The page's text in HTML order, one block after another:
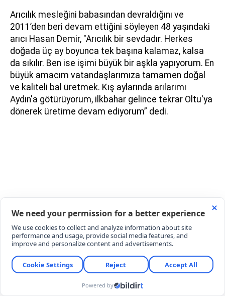
Arıcılık mesleğini babasından devraldığını ve
2011’den beri devam ettiğini söyleyen 48 yaşındaki
arıcı Hasan Demir, "Arıcılık bir sevdadır. Herkes
doğada üç ay boyunca tek başına kalamaz, kalsa
da sıkılır. Ben ise işimi büyük bir aşkla yapıyorum. En
büyük amacım vatandaşlarımıza tamamen doğal
ve kaliteli bal üretmek. Kış aylarında arılarımı
Aydın'a götürüyorum, ilkbahar gelince tekrar Oltu'ya
dönerek üretime devam ediyorum” dedi.